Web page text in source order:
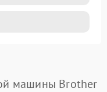
машины Brother